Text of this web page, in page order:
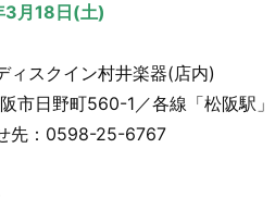
月18日(土)
ィスクイン村井楽器(店内)
市日野町560-1／各線「松阪駅
先：0598-25-6767